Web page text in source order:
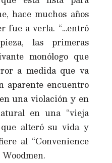
hace muchos años
fue a verla. “…entró
las primeras
monólogo que
a medida que va
aparente encuentro
una violación y en
en una “vieja
alteró su vida y
al “Convenience